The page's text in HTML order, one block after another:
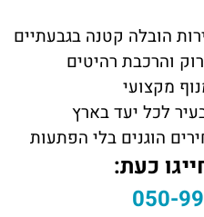
הובלה קטנה בגבעתיים
והרכבת רהיטים
מקצועי
לכל יעד בארץ
הוגנים בלי הפתעות
כעת:
050-